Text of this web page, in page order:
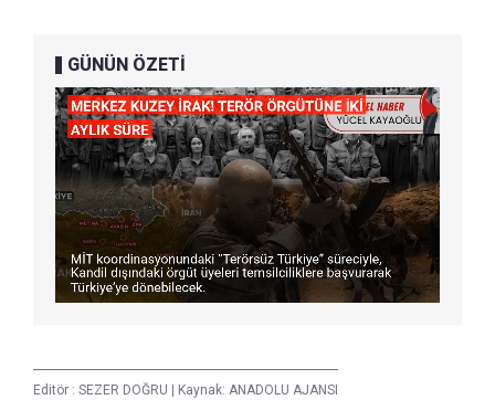
GÜNÜN ÖZETİ
Editör : SEZER DOĞRU Kaynak: ANADOLU AJANSI